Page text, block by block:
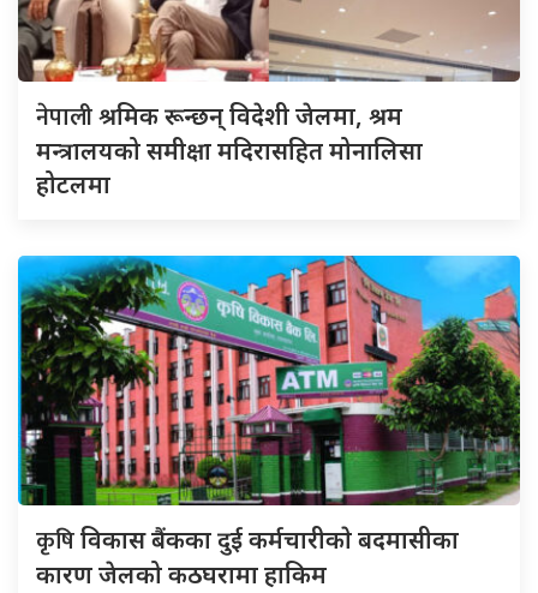
नेपालीश्रमिक रून्छन् विदेशी जेलमा, श्रम
मन्त्रालयको समीक्षा मदिरासहित मोनालिसा
होटलमा
कृषिविकास बैंकका दुई कर्मचारीकाे बदमासीका
कारण जेलको कठघरामा हाकिम